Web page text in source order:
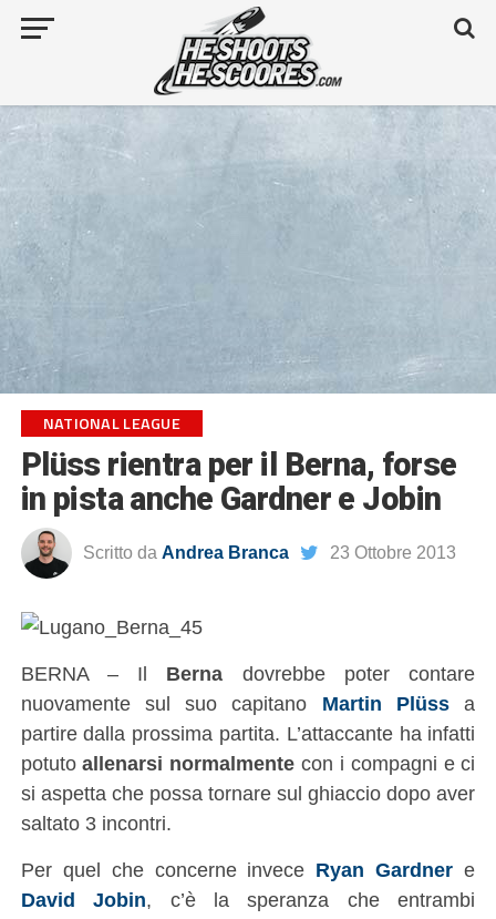
NATIONAL LEAGUE
Plüss rientra per il Berna, forse
in pista anche Gardner e Jobin
Scritto da Andrea Branca 23 Ottobre 2013
BERNA – Il Berna dovrebbe poter contare
nuovamente sul suo capitano Martin Plüss a
partire dalla prossima partita. L’attaccante ha infatti
potutoallenarsi normalmente con i compagni e ci
si aspetta che possa tornare sul ghiaccio dopo aver
saltato 3 incontri.
Per quel che concerne invece Ryan Gardner e
David Jobin, c’è la speranza che entrambi